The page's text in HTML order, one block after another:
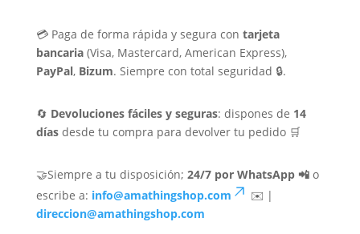
💳 Paga de forma rápida y segura con tarjeta
bancaria(Visa, Mastercard, American Express),
PayPal, Bizum. Siempre con total seguridad 🔒.
🔄 Devoluciones fáciles y seguras: dispones de 14
díasdesde tu compra para devolver tu pedido 🛒
🤝Siempre a tu disposición; 24/7 por WhatsApp 📲o
escribe a: info@amathingshop.com
✉️ |
direccion@amathingshop.com